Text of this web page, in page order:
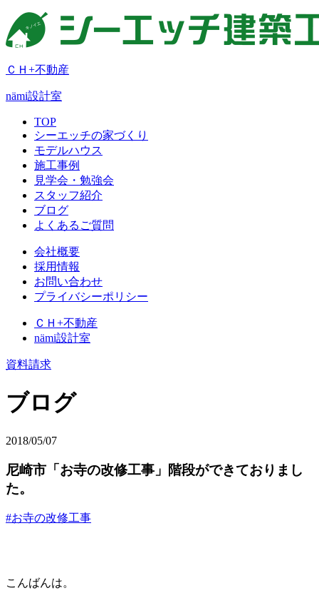
ＣＨ+不動産
nämi設計室
TOP
シーエッチの家づくり
モデルハウス
施工事例
見学会・勉強会
スタッフ紹介
ブログ
よくあるご質問
会社概要
採用情報
お問い合わせ
プライバシーポリシー
ＣＨ+不動産
nämi設計室
資料請求
ブログ
2018/05/07
尼崎市「お寺の改修工事」階段ができておりまし
た。
#お寺の改修工事
こんばんは。